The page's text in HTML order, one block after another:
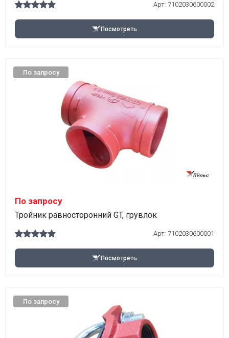
Арт: 7102030600002
Посмотреть
По запросу
По запросу
Тройник равносторонний GT, грувлок
Арт: 7102030600001
Посмотреть
По запросу